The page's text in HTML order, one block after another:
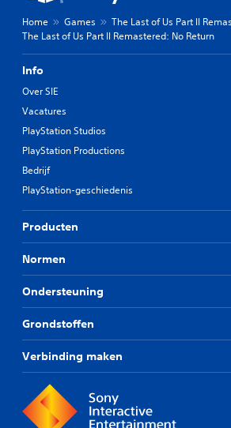
Home Games
The Last of Us Part II
The Last of Us Part II Remastered: No Return
Info
Over SIE
Vacatures
PlayStation Studios
PlayStation Productions
Bedrijf
PlayStation-geschiedenis
Producten
Normen
Ondersteuning
Grondstoffen
Verbinding maken